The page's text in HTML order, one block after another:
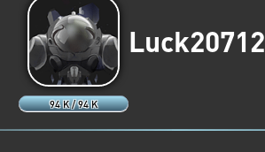
94 K / 94 K
Luck20712